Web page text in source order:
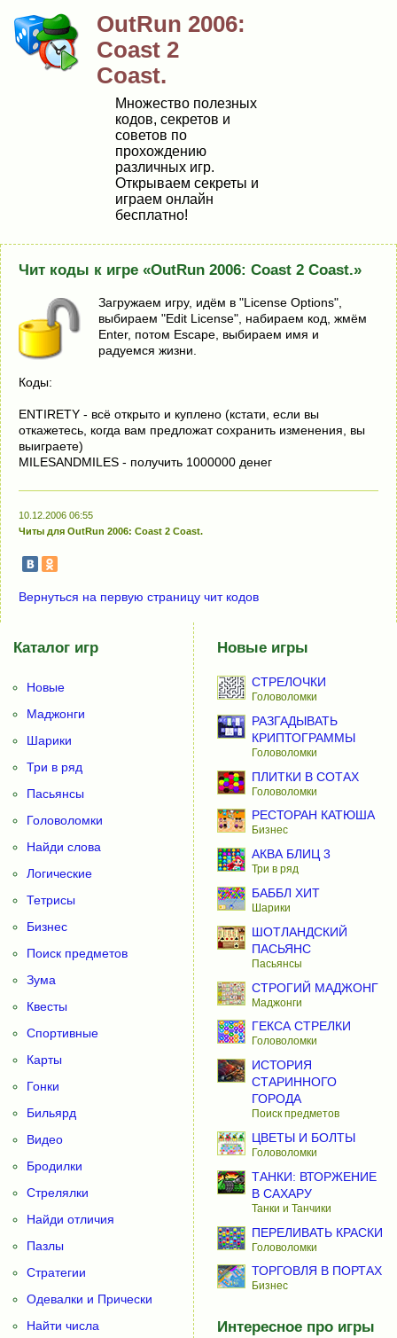
OutRun 2006:
Coast 2
Coast.
Множество полезных
кодов, секретов и
советов по
прохождению
различных игр.
Открываем секреты и
играем онлайн
бесплатно!
Чит коды к игре «OutRun 2006: Coast 2 Coast.»
Загружаем игру, идём в "License Options",
выбираем "Edit License", набираем код, жмём
Enter, потом Escape, выбираем имя и
радуемся жизни.
Коды:
ENTIRETY - всё открыто и куплено (кстати, если вы
откажетесь, когда вам предложат сохранить изменения, вы
выиграете)
MILESANDMILES - получить 1000000 денег
10.12.2006 06:55
Читы для OutRun 2006: Coast 2 Coast.
Вернуться на первую страницу чит кодов
Каталог игр
Новые
Маджонги
Шарики
Три в ряд
Пасьянсы
Головоломки
Найди слова
Логические
Тетрисы
Бизнес
Поиск предметов
Зума
Квесты
Спортивные
Карты
Гонки
Бильярд
Видео
Бродилки
Стрелялки
Найди отличия
Пазлы
Стратегии
Одевалки и Прически
Найти числа
Новые игры
СТРЕЛОЧКИ
Головоломки
РАЗГАДЫВАТЬ
КРИПТОГРАММЫ
Головоломки
ПЛИТКИ В СОТАХ
Головоломки
РЕСТОРАН КАТЮША
Бизнес
АКВА БЛИЦ 3
Три в ряд
БАББЛ ХИТ
Шарики
ШОТЛАНДСКИЙ
ПАСЬЯНС
Пасьянсы
СТРОГИЙ МАДЖОНГ
Маджонги
ГЕКСА СТРЕЛКИ
Головоломки
ИСТОРИЯ
СТАРИННОГО
ГОРОДА
Поиск предметов
ЦВЕТЫ И БОЛТЫ
Головоломки
ТАНКИ: ВТОРЖЕНИЕ
В САХАРУ
Танки и Танчики
ПЕРЕЛИВАТЬ КРАСКИ
Головоломки
ТОРГОВЛЯ В ПОРТАХ
Бизнес
Интересное про игры